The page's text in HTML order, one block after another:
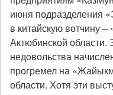
июня подразделения
в китайскую вотчину
Актюбинской
недовольства
прогремел на
области. Хотя эти